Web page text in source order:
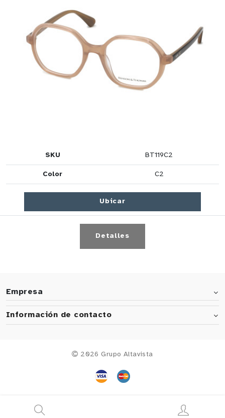
SKU BT119C2
Color C2
Ubicar
Detalles
Empresa
Información de contacto
2026 Grupo Altavista